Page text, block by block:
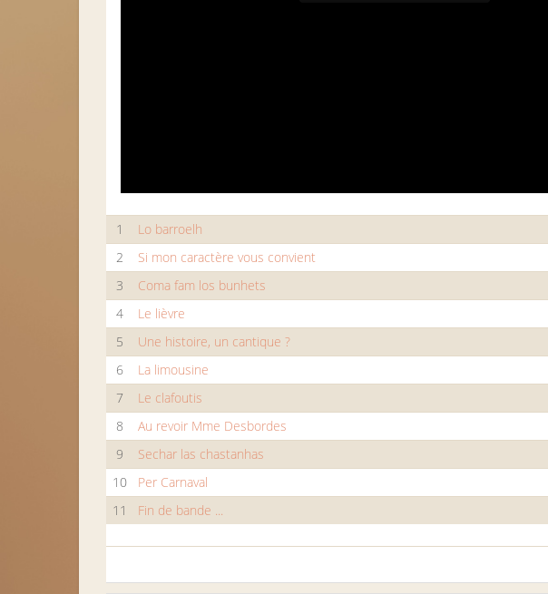
1 Lo barroelh
2
Si mon caractère vous convient
3
Coma fam los bunhets
4
Le lièvre
5
Une histoire, un cantique ?
6
La limousine
7
Le clafoutis
8
Au revoir Mme Desbordes
9
Sechar las chastanhas
10
Per Carnaval
11
Fin de bande ...